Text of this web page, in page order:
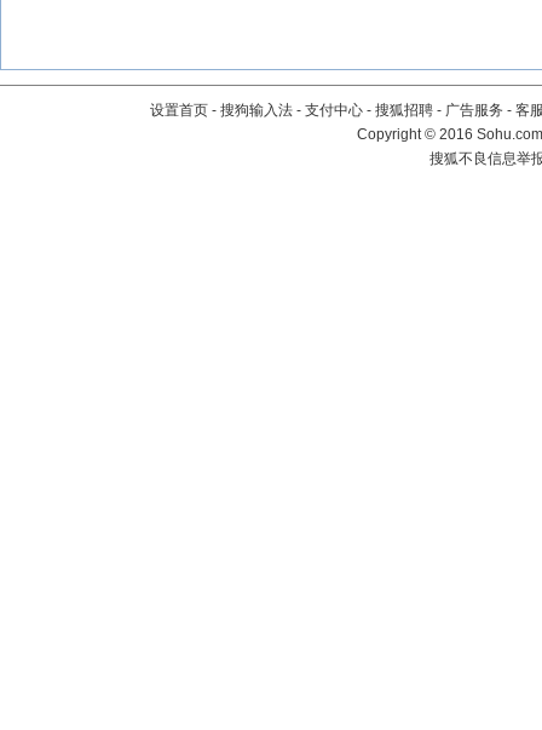
设置首页 - 搜狗输入法 - 支付中心 - 搜狐招聘 - 广告服务 - 客
Copyright©2016
搜狐不良信息举